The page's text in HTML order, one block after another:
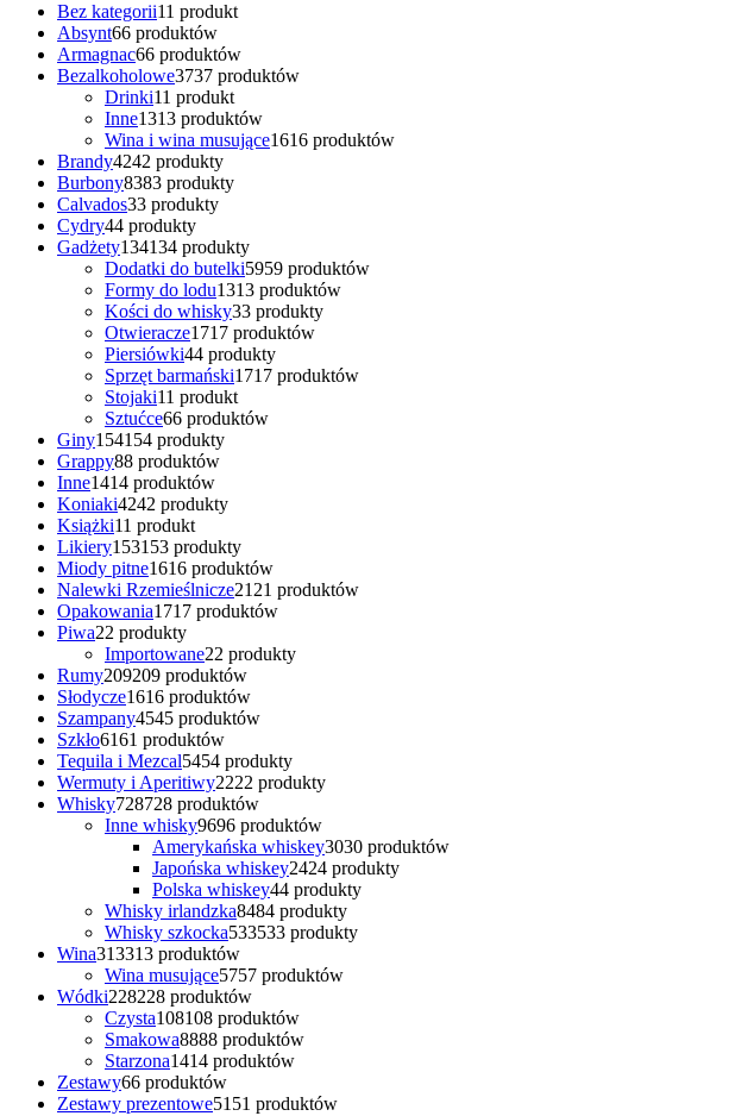
Bez kategorii11 produkt
Absynt66 produktów
Armagnac66 produktów
Bezalkoholowe3737 produktów
Drinki11 produkt
Inne1313 produktów
Wina i wina musujące1616 produktów
Brandy4242 produkty
Burbony8383 produkty
Calvados33 produkty
Cydry44 produkty
Gadżety134134 produkty
Dodatki do butelki5959 produktów
Formy do lodu1313 produktów
Kości do whisky33 produkty
Otwieracze1717 produktów
Piersiówki44 produkty
Sprzęt barmański1717 produktów
Stojaki11 produkt
Sztućce66 produktów
Giny154154 produkty
Grappy88 produktów
Inne1414 produktów
Koniaki4242 produkty
Książki11 produkt
Likiery153153 produkty
Miody pitne1616 produktów
Nalewki Rzemieślnicze21 21 produktów
Opakowania1717 produktów
Piwa22 produkty
Importowane22 produkty
Rumy209209 produktów
Słodycze1616 produktów
Szampany4545 produktów
Szkło6161 produktów
Tequila i Mezcal5454 produkty
Wermuty i Aperitiwy2222 produkty
Whisky728728 produktów
Inne whisky9696 produktów
Amerykańska whiskey3030 produktów
Japońska whiskey2424 produkty
Polska whiskey44 produkty
Whisky irlandzka8484 produkty
Whisky szkocka533533 produkty
Wina313313 produktów
Wina musujące5757 produktów
Wódki228228 produktów
Czysta108108 produktów
Smakowa8888 produktów
Starzona1414 produktów
Zestawy66 produktów
Zestawy prezentowe51 51 produktów